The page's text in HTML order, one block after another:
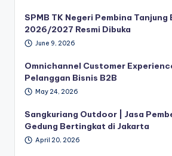
SPMB TK Negeri Pembina Tanjung
2026/2027 Resmi Dibuka
June 9, 2026
Omnichannel Customer
Pelanggan Bisnis B2B
May 24, 2026
Sangkuriang Outdoor | Jasa
Gedung Bertingkat di Jakarta
April 20, 2026